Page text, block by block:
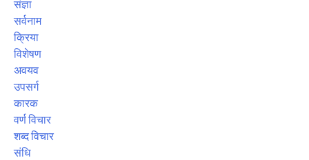
संज्ञा
सर्वनाम
क्रिया
विशेषण
अवयव
उपसर्ग
कारक
वर्ण विचार
शब्द विचार
संधि